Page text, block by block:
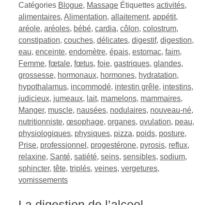
Catégories Blogue, Massage Étiquettes activités,
alimentaires, Alimentation, allaitement, appétit,
aréole, aréoles, bébé, cardia, côlon, colostrum,
constipation, couches, délicates, digestif, digestion,
eau, enceinte, endomètre, épais, estomac, faim,
Femme, fœtale, fœtus, foie, gastriques, glandes,
grossesse, hormonaux, hormones, hydratation,
hypothalamus, incommodé, intestin grêle, intestins,
judicieux, jumeaux, lait, mamelons, mammaires,
Manger, muscle, nausées, nodulaires, nouveau-né,
nutritionniste, œsophage, organes, ovulation, peau,
physiologiques, physiques, pizza, poids, posture,
Prise, professionnel , progestérone, pyrosis, reflux,
relaxine, Santé, satiété, seins, sensibles, sodium,
sphincter, tête, triplés, veines, vergetures,
vomissements